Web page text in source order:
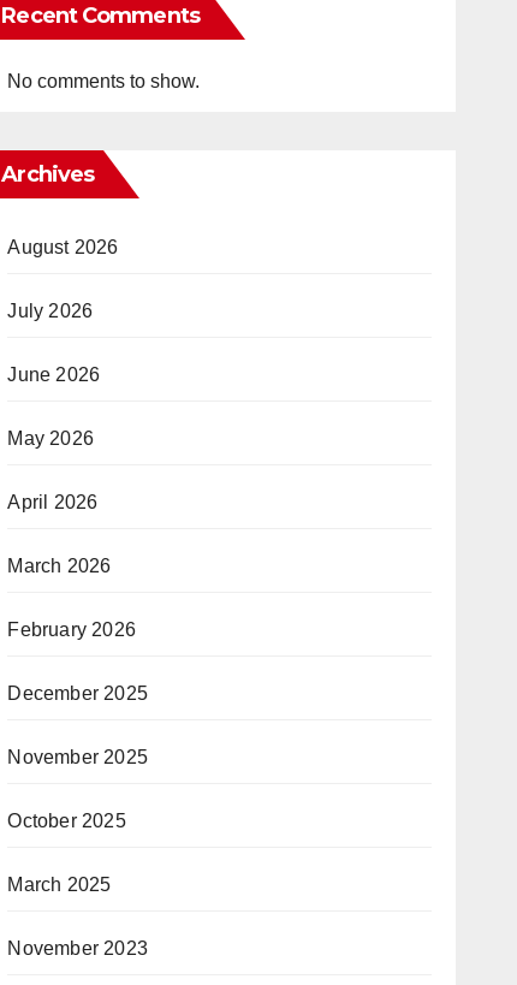
Recent Comments
No comments to show.
Archives
August 2026
July 2026
June 2026
May 2026
April 2026
March 2026
February 2026
December 2025
November 2025
October 2025
March 2025
November 2023